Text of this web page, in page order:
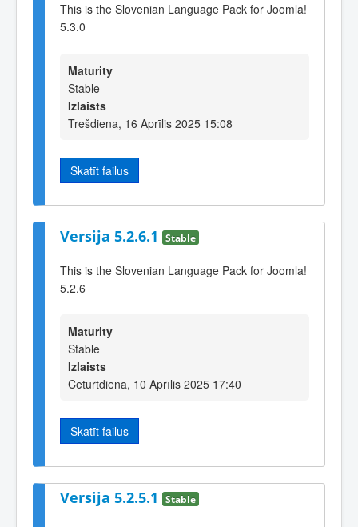
This is the Slovenian Language Pack for Joomla!
5.3.0
Maturity
Stable
Izlaists
Trešdiena, 16 Aprīlis 2025 15:08
Skatīt failus
Versija 5.2.6.1 Stable
This is the Slovenian Language Pack for Joomla!
5.2.6
Maturity
Stable
Izlaists
Ceturtdiena, 10 Aprīlis 2025 17:40
Skatīt failus
Versija 5.2.5.1 Stable